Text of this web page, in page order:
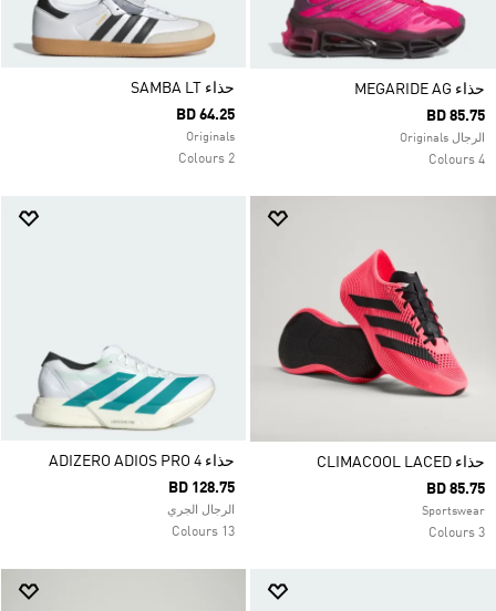
حذاء MEGARIDE AG
BD 85.75
الرجال Originals
4 Colours
حذاء SAMBA LT
BD 64.25
Originals
2 Colours
حذاء CLIMACOOL LACED
BD 85.75
Sportswear
3 Colours
حذاء ADIZERO ADIOS PRO 4
BD 128.75
الرجال الجري
13 Colours